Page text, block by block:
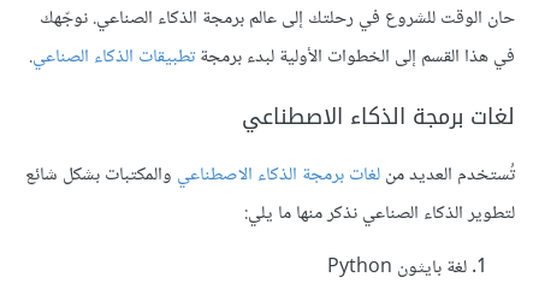
حان الوقت للشروع في رحلتك إلى عالم برمجة الذكاء الصناعي. نوجّهك
في هذا القسم إلى الخطوات الأولية لبدء برمجةتطبيقات الذكاء الصناعي.
لغات برمجة الذكاء الاصطناعي
تُستخدم العديد منلغات برمجة الذكاء الاصطناعي والمكتبات بشكل شائع
لتطوير الذكاء الصناعي نذكر منها ما يلي:
لغة بايثون Python